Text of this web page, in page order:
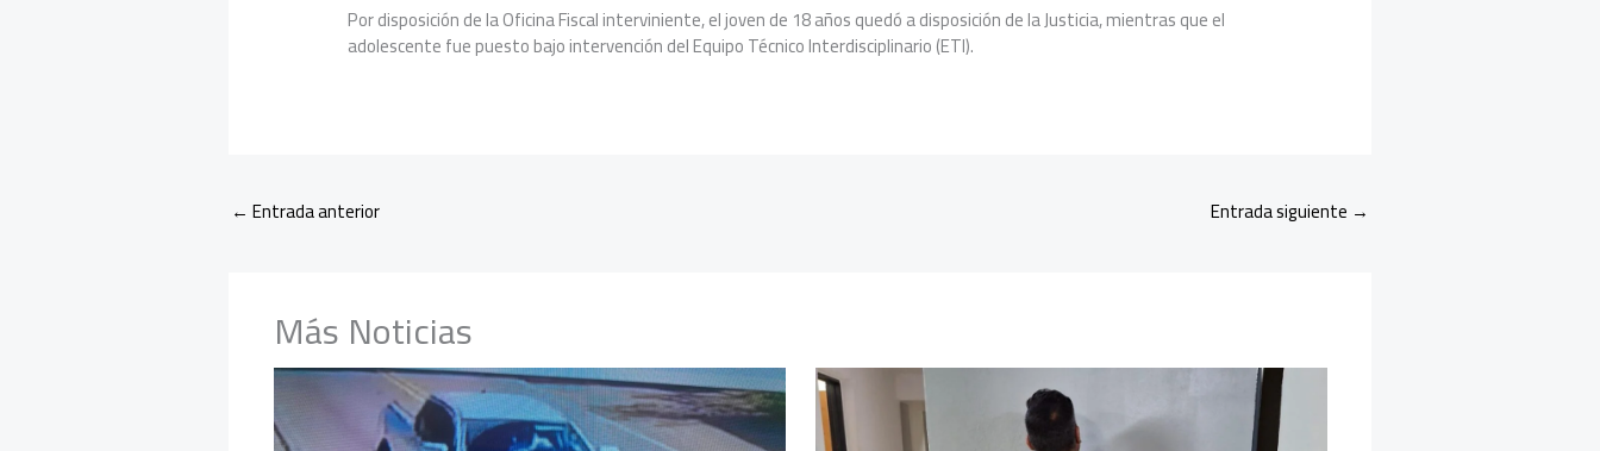
Por disposición de la Oficina Fiscal interviniente, el joven de 18 años quedó a disposición de la Justicia, mientras que el
adolescente fue puesto bajo intervención del Equipo Técnico Interdisciplinario (ETI).
← Entrada anterior Entrada siguiente →
Más Noticias